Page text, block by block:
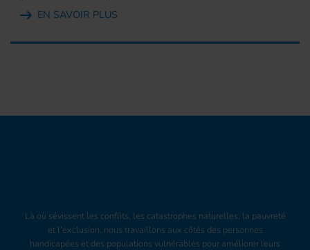
EN SAVOIR PLUS
Là où sévissent les conflits, les catastrophes naturelles, la pauvreté
et l’exclusion, nous travaillons aux côtés des personnes
handicapées et des populations vulnérables pour améliorer leurs